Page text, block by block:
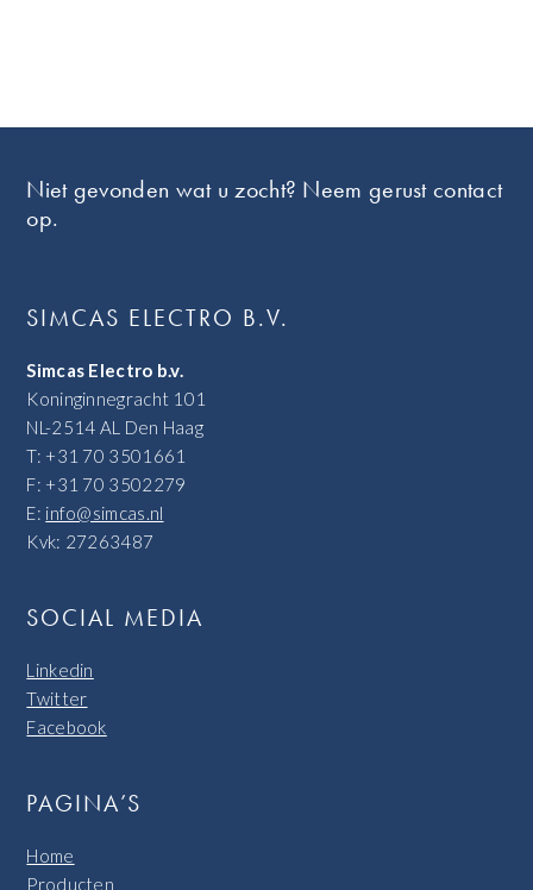
Niet gevonden wat u zocht? Neem gerust contact
op.
SIMCAS ELECTRO B.V.
Simcas Electro b.v.
Koninginnegracht 101
NL-2514 AL Den Haag
T: +31 70 3501661
F: +31 70 3502279
E: info@simcas.nl
Kvk: 27263487
SOCIAL MEDIA
Linkedin
Twitter
Facebook
PAGINA’S
Home
Producten